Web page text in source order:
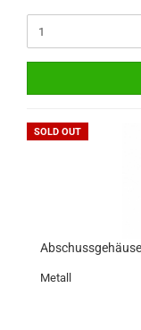
SOLD OUT
Metall